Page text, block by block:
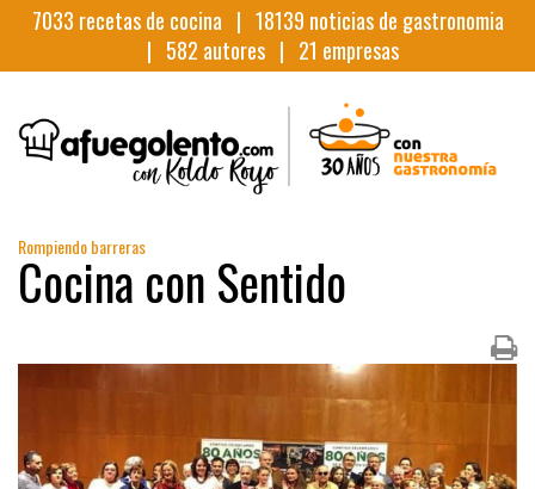
7033 recetas de cocina | 18139 noticias de gastronomia
| 582 autores | 21 empresas
Rompiendo barreras
Cocina con Sentido